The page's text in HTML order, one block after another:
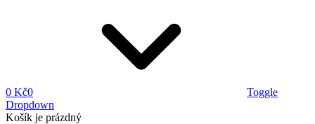
0 Kč0
Toggle
Dropdown
Košík je prázdný